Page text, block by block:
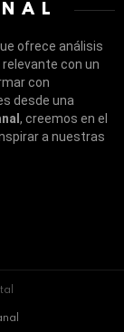
ofrece análisis
con un
con
desde una
, creemos en el
a nuestras